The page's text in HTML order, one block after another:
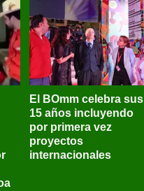
El BOmm celebra sus
15 años incluyendo
por primera vez
proyectos
internacionales